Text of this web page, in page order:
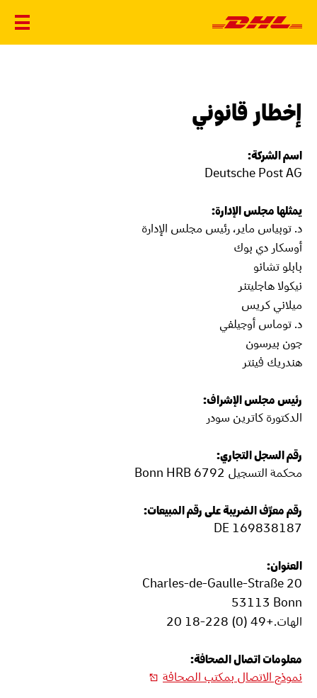
إخطار قانوني
اسم الشركة:
Deutsche Post AG
يمثلها مجلس الإدارة:
د. توبياس ماير، رئيس مجلس الإدارة
أوسكار دي بوك
بابلو تشانو
نيكولا هاجليتنر
ميلاني كريس
د. توماس أوجيلفي
جون بيرسون
هندريك فينتر
رئيس مجلس الإشراف:
الدكتورة كاترين سودر
رقم السجل التجاري:
محكمة التسجيل Bonn HRB 6792
رقم معرِّف الضريبة على رقم المبيعات:
DE 169838187
العنوان:
Charles-de-Gaulle-Straße 20
‎53113 Bonn
الهات.+49 (0) 228-18 20
معلومات اتصال الصحافة:
نموذج الاتصال بمكتب الصحافة